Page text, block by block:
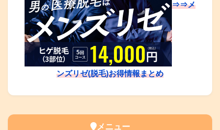
⇒⇒メ
ンズリゼ(脱毛)お得情報まとめ
メニュー